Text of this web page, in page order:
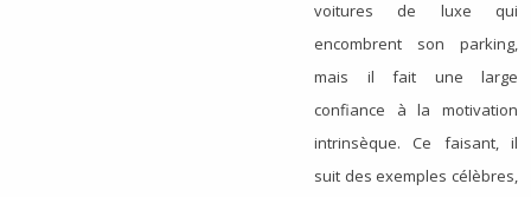
voitures de luxe qui
encombrent son parking,
mais il fait une large
confiance à la motivation
intrinsèque. Ce faisant, il
suit des exemples célèbres,